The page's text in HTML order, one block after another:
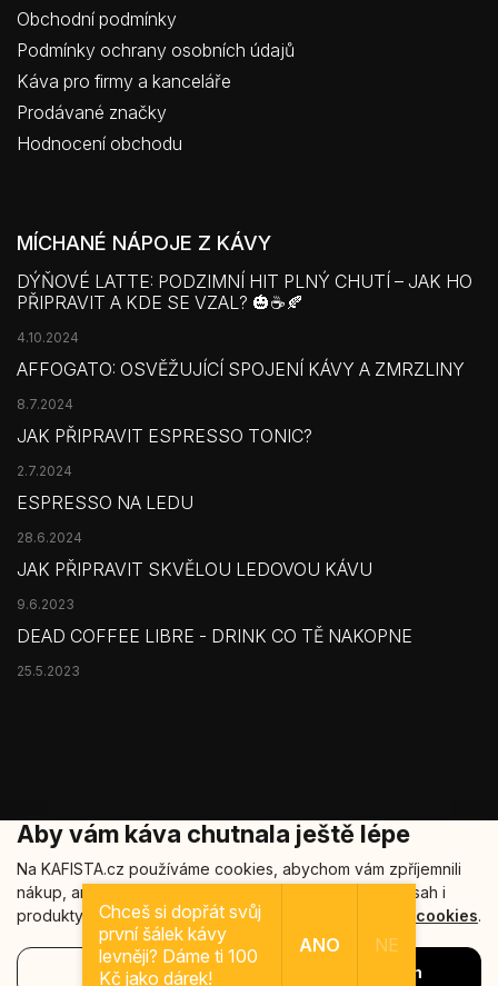
Aby vám káva chutnala ještě lépe
Na KAFISTA.cz používáme cookies, abychom vám zpříjemnili
nákup, analyzovali návštěvnost a nabídli relevantní obsah i
produkty. Vaše data u nás zůstávají v bezpečí.
Více o cookies.
Nastavení Souhlasím
Obchodní podmínky
Podmínky ochrany osobních údajů
Káva pro firmy a kanceláře
Prodávané značky
Hodnocení obchodu
MÍCHANÉ NÁPOJE Z KÁVY
DÝŇOVÉ LATTE: PODZIMNÍ HIT PLNÝ CHUTÍ – JAK HO
PŘIPRAVIT A KDE SE VZAL? 🎃☕🍂
4.10.2024
AFFOGATO: OSVĚŽUJÍCÍ SPOJENÍ KÁVY A ZMRZLINY
8.7.2024
JAK PŘIPRAVIT ESPRESSO TONIC?
2.7.2024
ESPRESSO NA LEDU
28.6.2024
JAK PŘIPRAVIT SKVĚLOU LEDOVOU KÁVU
9.6.2023
DEAD COFFEE LIBRE - DRINK CO TĚ NAKOPNE
25.5.2023
Vytvořil Shoptet
Copyright 2026 Kafista
. Všechna práva vyhrazena.
Šablonu nakódoval
Chceš si dopřát svůj
první šálek kávy
levněji? Dáme ti 100
Kč jako dárek!
ANO NE